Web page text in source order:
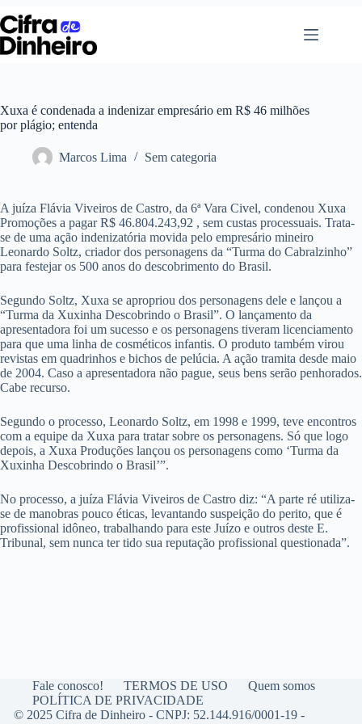
Pular
para
o
conteúdo
Xuxa é condenada a indenizar empresário em R$ 46 milhões
por plágio; entenda
Marcos Lima Sem categoria
A juíza Flávia Viveiros de Castro, da 6ª Vara Civel, condenou Xuxa
Promoções a pagar R$ 46.804.243,92 , sem custas processuais. Trata-
se de uma ação indenizatória movida pelo empresário mineiro
Leonardo Soltz, criador dos personagens da “Turma do Cabralzinho”
para festejar os 500 anos do descobrimento do Brasil.
Segundo Soltz, Xuxa se apropriou dos personagens dele e lançou a
“Turma da Xuxinha Descobrindo o Brasil”. O lançamento da
apresentadora foi um sucesso e os personagens tiveram licenciamento
para que uma linha de cosméticos infantis. O produto também virou
revistas em quadrinhos e bichos de pelúcia. A ação tramita desde maio
de 2004. Caso a apresentadora não pague, seus bens serão penhorados.
Cabe recurso.
Segundo o processo, Leonardo Soltz, em 1998 e 1999, teve encontros
com a equipe da Xuxa para tratar sobre os personagens. Só que logo
depois, a Xuxa Produções lançou os personagens como ‘Turma da
Xuxinha Descobrindo o Brasil’”.
No processo, a juíza Flávia Viveiros de Castro diz: “A parte ré utiliza-
se de manobras pouco éticas, levantando suspeição do perito, que é
profissional idôneo, trabalhando para este Juízo e outros deste E.
Tribunal, sem nunca ter tido sua reputação profissional questionada”.
Fale conosco! TERMOS DE USO
Quem somos
POLÍTICA DE PRIVACIDADE
© 2025 Cifra de Dinheiro - CNPJ: 52.144.916/0001-19 -